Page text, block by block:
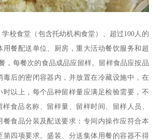
校食堂（包含托幼机构食堂）、超过100人的
用餐配送单位、厨房，重大活动餐饮服务和超
，每餐次的食品成品应留样。留样食品应按品
毒后的密闭容器内，并放置在冷藏设施中，在
时以上，每个品种留样量应满足检验需要，不
样食品名称、留样量、留样时间、留样人员、
餐食品分装及配送要求：专间内操作应符合本
第四项要求。盛装、分送集体用餐的容器不得